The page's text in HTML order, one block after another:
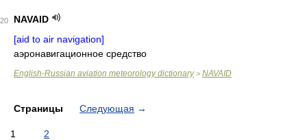
20
NAVAID
[aid to air navigation]
аэронавигационное средство
English-Russian aviation meteorology dictionary> NAVAID
Страницы Следующая →
1 2